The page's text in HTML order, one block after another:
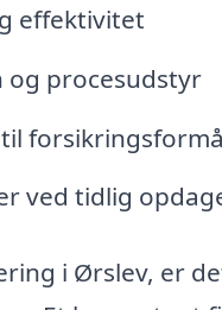
effektivitet
procesudstyr
ved tidlig
i Ørslev, er